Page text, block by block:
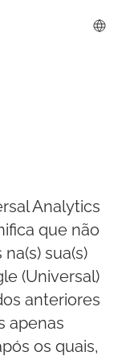
Analytics
que não
sua(s)
(Universal)
anteriores
apenas
os quais,